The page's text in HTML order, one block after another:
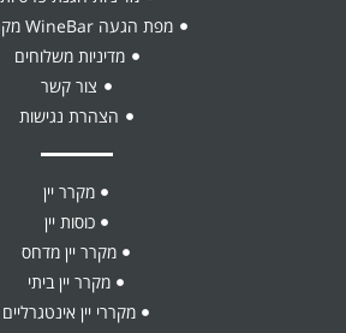
מפת הגעה WineBar מקררי יין
מדיניות משלוחים
צור קשר
הצהרת נגישות
מקרר יין
כוסות יין
מקרר יין מדחס
מקרר יין ביתי
מקררי יין אינטגרליים